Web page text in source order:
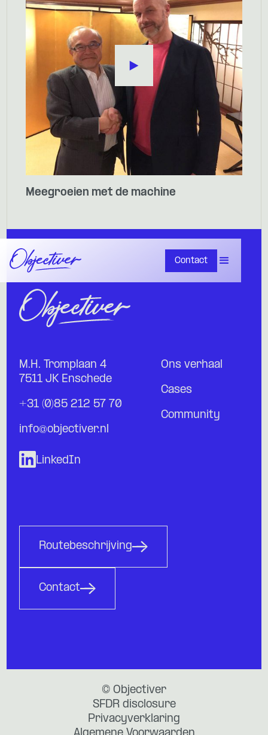
Meegroeien met de machine
Contact
M.H. Tromplaan 4
7511 JK Enschede
+31 (0)85 212 57 70
info@objectiver.nl
Ons verhaal
Cases
Community
LinkedIn
Routebeschrijving
Contact
© Objectiver
SFDR disclosure
Privacyverklaring